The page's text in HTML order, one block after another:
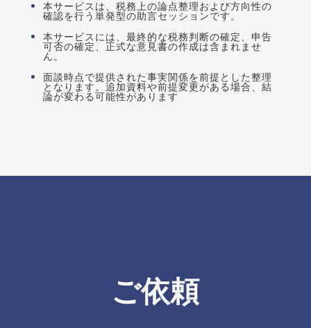
本サービスは、税務上の論点整理および方向性の
確認を行う単発型の助言セッションです。
本サービスには、最終的な税務判断の確定、申告
可否の確定、正式な意見書の作成は含まれませ
ん。
面談時点で提供された事実関係を前提とした整理
となります。追加資料や前提変更がある場合、結
論が変わる可能性があります
ご依頼